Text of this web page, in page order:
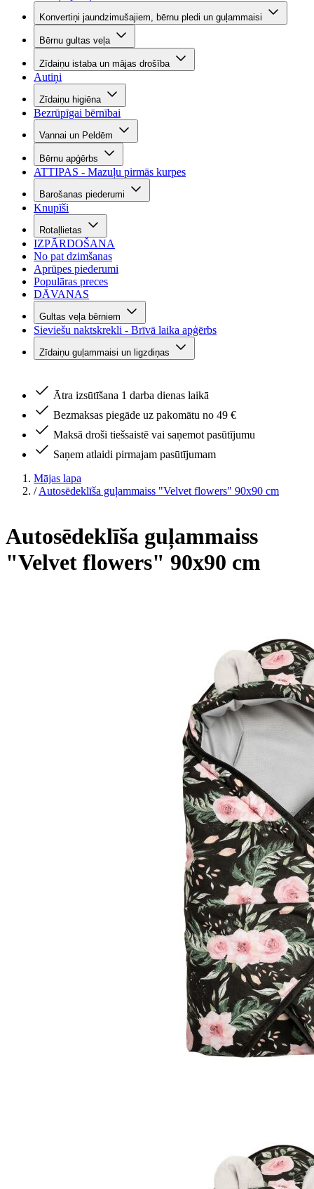
Konvertiņi jaundzimušajiem, bērnu pledi un guļammaisi
Bērnu gultas veļa
Zīdaiņu istaba un mājas drošība
Autiņi
Zīdaiņu higiēna
Bezrūpīgai bērnībai
Vannai un Peldēm
Bērnu apģērbs
ATTIPAS - Mazuļu pirmās kurpes
Barošanas piederumi
Knupīši
Rotaļlietas
IZPĀRDOŠANA
No pat dzimšanas
Aprūpes piederumi
Populāras preces
DĀVANAS
Gultas veļa bērniem
Sieviešu naktskrekli - Brīvā laika apģērbs
Zīdaiņu guļammaisi un ligzdiņas
Ātra izsūtīšana 1 darba dienas laikā
Bezmaksas piegāde uz pakomātu no 49 €
Maksā droši tiešsaistē vai saņemot pasūtījumu
Saņem atlaidi pirmajam pasūtījumam
Mājas lapa
/ Autosēdeklīša guļammaiss "Velvet flowers" 90x90 cm
Autosēdeklīša guļammaiss
"Velvet flowers" 90x90 cm